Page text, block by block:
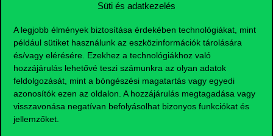
Süti és adatkezelés
A legjobb élmények biztosítása érdekében technológiákat, mint
például sütiket használunk az eszközinformációk tárolására
és/vagy elérésére. Ezekhez a technológiákhoz való
hozzájárulás lehetővé teszi számunkra az olyan adatok
feldolgozását, mint a böngészési magatartás vagy egyedi
azonosítók ezen az oldalon. A hozzájárulás megtagadása vagy
visszavonása negatívan befolyásolhat bizonyos funkciókat és
jellemzőket.
Milyen a követelményrendszer, mennyi
Melyik tanévben lehet a kettősdiplomát adó
képzéseken részt venni? Mikor pályázhatok?
Milyen okiratot ad a képzés?